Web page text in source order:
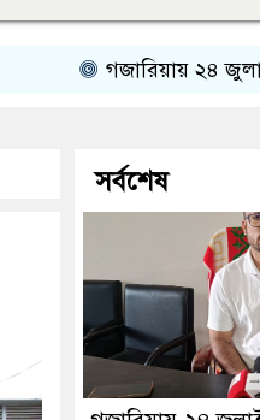
গজারিয়ায় ২৪ জুলাইয়ের
সর্বশেষ